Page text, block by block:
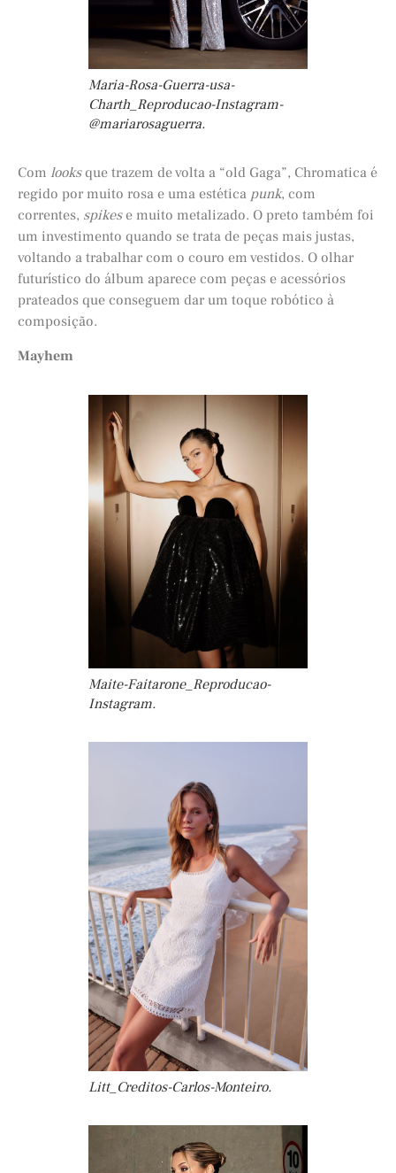
Maria-Rosa-Guerra-usa-
Charth_Reproducao-Instagram-
@mariarosaguerra.
Com looksque trazem de volta a “old Gaga”, Chromatica é
regido por muito rosa e uma estética punk, com
correntes, spikese muito metalizado. O preto também foi
um investimento quando se trata de peças mais justas,
voltando a trabalhar com o couro em vestidos. O olhar
futurístico do álbum aparece com peças e acessórios
prateados que conseguem dar um toque robótico à
composição.
Mayhem
Maite-Faitarone_Reproducao-
Instagram.
Litt_Creditos-Carlos-Monteiro.